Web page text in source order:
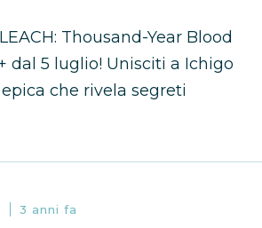
Thousand-Year Blood
dal 5 luglio! Unisciti a Ichigo
che rivela segreti
3 anni fa